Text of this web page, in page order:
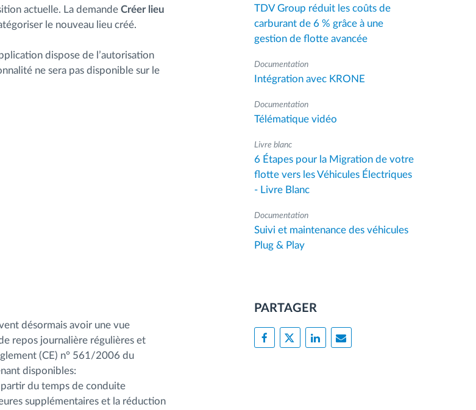
actuelle. La demande Créer lieu
le nouveau lieu créé.
dispose de l’autorisation
ne sera pas disponible sur le
désormais avoir une vue
repos journalière régulières et
(CE) n° 561/2006 du
disponibles:
du temps de conduite
supplémentaires et la réduction
TDV Group réduit les coûts de
carburant de 6 % grâce à une
gestion de flotte avancée
Documentation
Intégration avec KRONE
Documentation
Télématique vidéo
Livre blanc
6 Étapes pour la Migration de votre
flotte vers les Véhicules Électriques
- Livre Blanc
Documentation
Suivi et maintenance des véhicules
Plug & Play
PARTAGER